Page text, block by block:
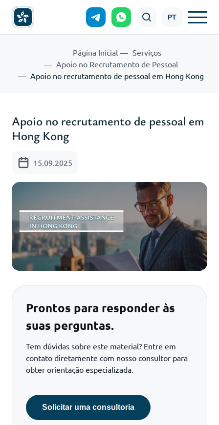
PT
Página Inicial
Serviços
Apoio no Recrutamento de Pessoal
Apoio no recrutamento de pessoal em Hong Kong
Apoio no recrutamento de pessoal em
Hong Kong
15.09.2025
Prontos para responder às
suas perguntas.
Tem dúvidas sobre este material? Entre em
contato diretamente com nosso consultor para
obter orientação especializada.
Solicitar uma consultoria